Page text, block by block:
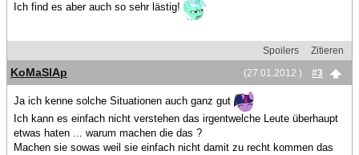
Ich find es aber auch so sehr lästig!
Spoilers
Zitieren
(27.01.2012 )
#3
KoMaSlAp
Ja ich kenne solche Situationen auch ganz gut
Ich kann es einfach nicht verstehen das irgentwelche Leute überhaupt
etwas haten ... warum machen die das ?
Machen sie sowas weil sie einfach nicht damit zu recht kommen das